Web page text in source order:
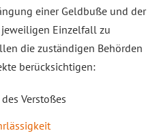
einer Geldbuße und der
Einzelfall zu
die zuständigen Behörden
berücksichtigen:
Verstoßes